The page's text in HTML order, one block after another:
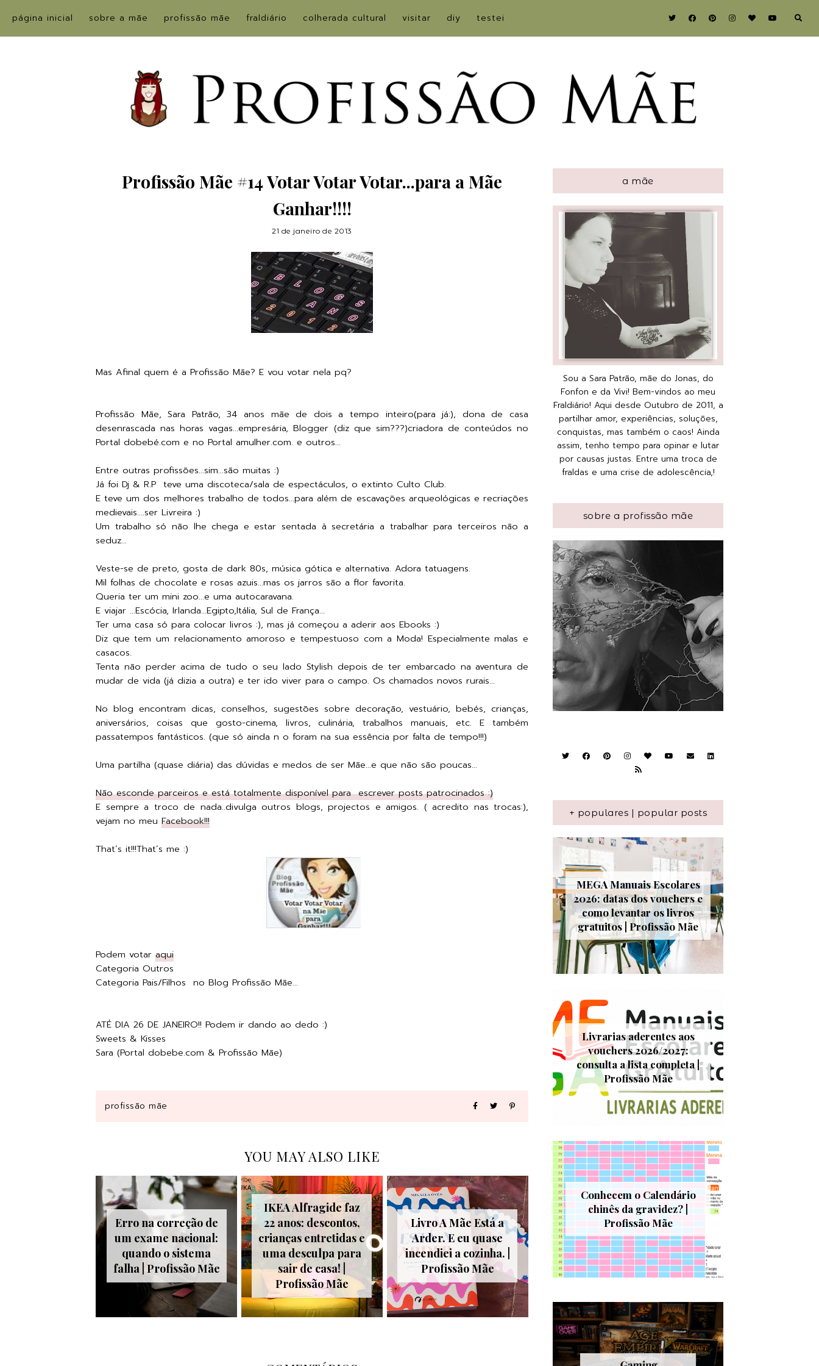
página inicial sobre a mãe profissão mãe fraldiário colherada cultural visitar diy testei
Profissão Mãe #14 Votar Votar Votar...para a Mãe
Ganhar!!!!
21 de janeiro de 2013
Mas Afinal quem é a Profissão Mãe? E vou votar nela pq?
Profissão Mãe, Sara Patrão, 34 anos mãe de dois a tempo inteiro(para já:), dona de casa
desenrascada nas horas vagas...empresária, Blogger (diz que sim???)criadora de conteúdos no
Portal dobebé.com e no Portal amulher.com. e outros...
Entre outras profissões...sim...são muitas :)
Já foi Dj & R.P teve uma discoteca/sala de espectáculos, o extinto Culto Club.
E teve um dos melhores trabalho de todos...para além de escavações arqueológicas e recriações
medievais....ser Livreira :)
Um trabalho só não lhe chega e estar sentada à secretária a trabalhar para terceiros não a
seduz...
Veste-se de preto, gosta de dark 80s, música gótica e alternativa. Adora tatuagens.
Mil folhas de chocolate e rosas azuis...mas os jarros são a flor favorita.
Queria ter um mini zoo...e uma autocaravana.
E viajar ...Escócia, Irlanda...Egipto,Itália, Sul de França...
Ter uma casa só para colocar livros :), mas já começou a aderir aos Ebooks :)
Diz que tem um relacionamento amoroso e tempestuoso com a Moda! Especialmente malas e
casacos.
Tenta não perder acima de tudo o seu lado Stylish depois de ter embarcado na aventura de
mudar de vida (já dizia a outra) e ter ido viver para o campo. Os chamados novos rurais...
No blog encontram dicas, conselhos, sugestões sobre decoração, vestuário, bebés, crianças,
aniversários, coisas que gosto-cinema, livros, culinária, trabalhos manuais, etc. E também
passatempos fantásticos. (que só ainda n o foram na sua essência por falta de tempo!!!)
Uma partilha (quase diária) das dúvidas e medos de ser Mãe...e que não são poucas...
Não esconde parceiros e está totalmente disponível para escrever posts patrocinados :)
E sempre a troco de nada..divulga outros blogs, projectos e amigos. ( acredito nas trocas:),
vejam no meu Facebook!!!
That´s it!!!That´s me :)
Podem votar aqui
Categoria Outros
Categoria Pais/Filhos no Blog Profissão Mãe...
ATÉ DIA 26 DE JANEIRO!! Podem ir dando ao dedo :)
Sweets & Kisses
Sara (Portal dobebe.com & Profissão Mãe)
profissão mãe
YOU MAY ALSO LIKE
Erro na correção de
um exame nacional:
quando o sistema
falha | Profissão Mãe
IKEA Alfragide faz
22 anos: descontos,
crianças entretidas e
uma desculpa para
sair de casa! |
Profissão Mãe
Livro A Mãe Está a
Arder. E eu quase
incendiei a cozinha. |
Profissão Mãe
a mãe
Sou a Sara Patrão, mãe do Jonas, do
Fonfon e da Vivi! Bem-vindos ao meu
Fraldiário! Aqui desde Outubro de 2011, a
partilhar amor, experiências, soluções,
conquistas, mas também o caos! Ainda
assim, tenho tempo para opinar e lutar
por causas justas. Entre uma troca de
fraldas e uma crise de adolescência,!
sobre a profissão mãe
+ populares | popular posts
MEGA Manuais Escolares
2026: datas dos vouchers e
como levantar os livros
gratuitos | Profissão Mãe
Livrarias aderentes aos
vouchers 2026/2027:
consulta a lista completa |
Profissão Mãe
Conhecem o Calendário
chinês da gravidez? |
Profissão Mãe